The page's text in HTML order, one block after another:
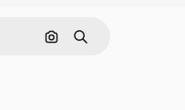
Pesquisar por imagem
Buscar